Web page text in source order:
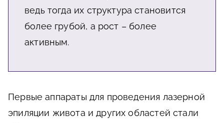
ведь тогда их структура становится
более грубой, а рост – более
активным.
Первые аппараты для проведения лазерной
эпиляции живота и других областей стали